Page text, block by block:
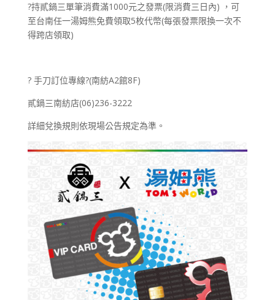
?持貳鍋三單筆消費滿1000元之發票(限消費三日內) ，可
至台南任一湯姆熊免費領取5枚代幣(每張發票限換一次不
得跨店領取)
? 手刀訂位專線?(南紡A2館8F)
貳鍋三南紡店(06)236-3222
詳細兌換規則依現場公告規定為準。